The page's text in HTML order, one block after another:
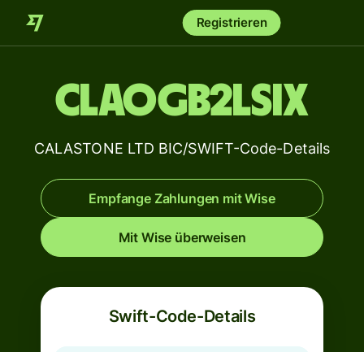
Registrieren
CLAOGB2LSIX
CALASTONE LTD BIC/SWIFT-Code-Details
Empfange Zahlungen mit Wise
Mit Wise überweisen
Swift-Code-Details